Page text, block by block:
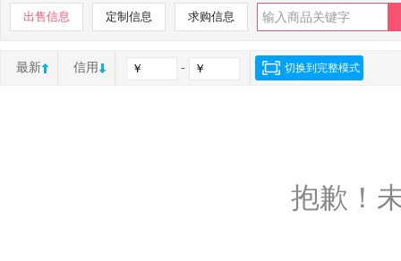
出售信息 定制信息 求购信息
最新 信用 - 切换到完整模式
抱歉！